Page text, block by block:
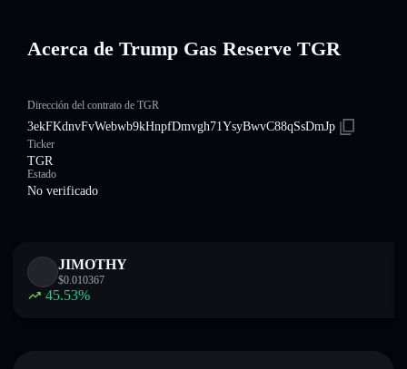
Acerca de Trump Gas Reserve TGR
Dirección del contrato de TGR
3ekFKdnvFvWebwb9kHnpfDmvgh71YsyBwvC88qSsDmJp
Ticker
TGR
Estado
No verificado
JIMOTHY
$0.010367
45.53%